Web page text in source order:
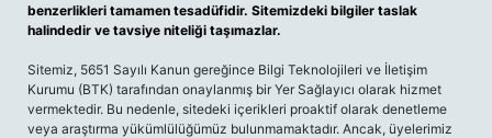
benzerlikleri tamamen tesadüfidir. Sitemizdeki bilgiler taslak
halindedir ve tavsiye niteliği taşımazlar.
Sitemiz, 5651 Sayılı Kanun gereğince Bilgi Teknolojileri ve İletişim
Kurumu (BTK) tarafından onaylanmış bir Yer Sağlayıcı olarak hizmet
vermektedir. Bu nedenle, sitedeki içerikleri proaktif olarak denetleme
veya araştırma yükümlülüğümüz bulunmamaktadır. Ancak, üyelerimiz